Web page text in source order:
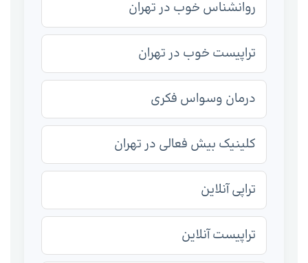
روانشناس خوب در تهران
تراپیست خوب در تهران
درمان وسواس فکری
کلینیک بیش فعالی در تهران
تراپی آنلاین
تراپیست آنلاین